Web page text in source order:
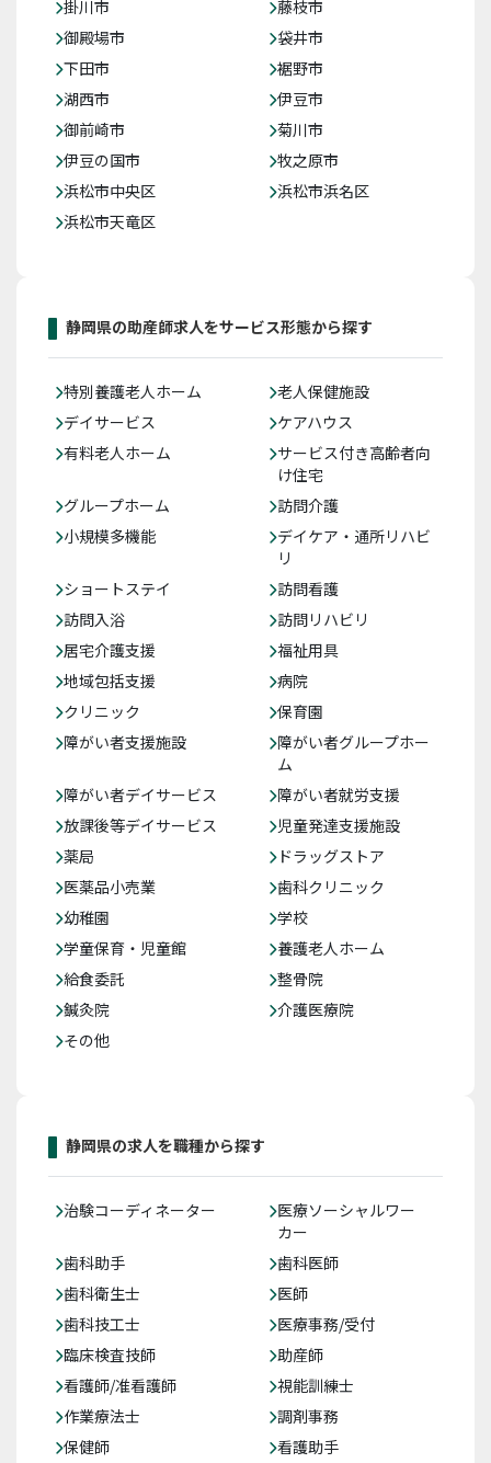
掛川市
藤枝市
御殿場市
袋井市
下田市
裾野市
湖西市
伊豆市
御前崎市
菊川市
伊豆の国市
牧之原市
浜松市中央区
浜松市浜名区
浜松市天竜区
静岡県の助産師求人をサービス形態から探す
特別養護老人ホーム
老人保健施設
デイサービス
ケアハウス
有料老人ホーム
サービス付き高齢者向
け住宅
グループホーム
訪問介護
小規模多機能
デイケア・通所リハビ
リ
ショートステイ
訪問看護
訪問入浴
訪問リハビリ
居宅介護支援
福祉用具
地域包括支援
病院
クリニック
保育園
障がい者支援施設
障がい者グループホー
ム
障がい者デイサービス
障がい者就労支援
放課後等デイサービス
児童発達支援施設
薬局
ドラッグストア
医薬品小売業
歯科クリニック
幼稚園
学校
学童保育・児童館
養護老人ホーム
給食委託
整骨院
鍼灸院
介護医療院
その他
静岡県の求人を職種から探す
治験コーディネーター
医療ソーシャルワー
カー
歯科助手
歯科医師
歯科衛生士
医師
歯科技工士
医療事務/受付
臨床検査技師
助産師
看護師/准看護師
視能訓練士
作業療法士
調剤事務
保健師
看護助手